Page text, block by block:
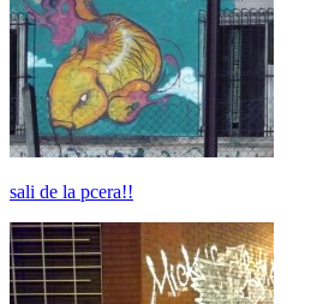
sali de la pcera!!